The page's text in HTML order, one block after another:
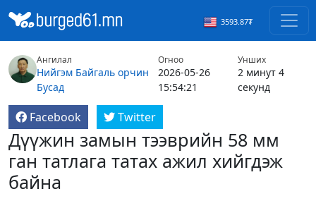
3593.87₮
Ангилал
Нийгэм Байгаль орчин
Бусад
Огноо
2026-05-26
15:54:21
Унших
2 минут 4
секунд
Facebook Twitter
Дүүжин замын тээврийн 58 мм
ган татлага татах ажил хийгдэж
байна